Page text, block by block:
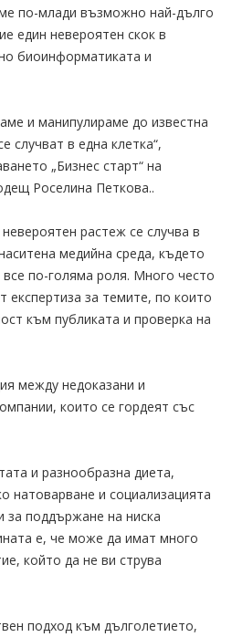
по-млади възможно най-дълго
един невероятен скок в
биоинформатиката и
и манипулираме до известна
случват в една клетка“,
„Бизнес старт“ на
Роселина Петкова..
растеж се случва в
медийна среда, където
по-голяма роля. Много често
експертиза за темите, по които
към публиката и проверка на
между недоказани и
които се гордеят със
и разнообразна диета,
натоварване и социализацията
за поддържане на ниска
е, че може да имат много
който да не ви струва
подход към дълголетието,